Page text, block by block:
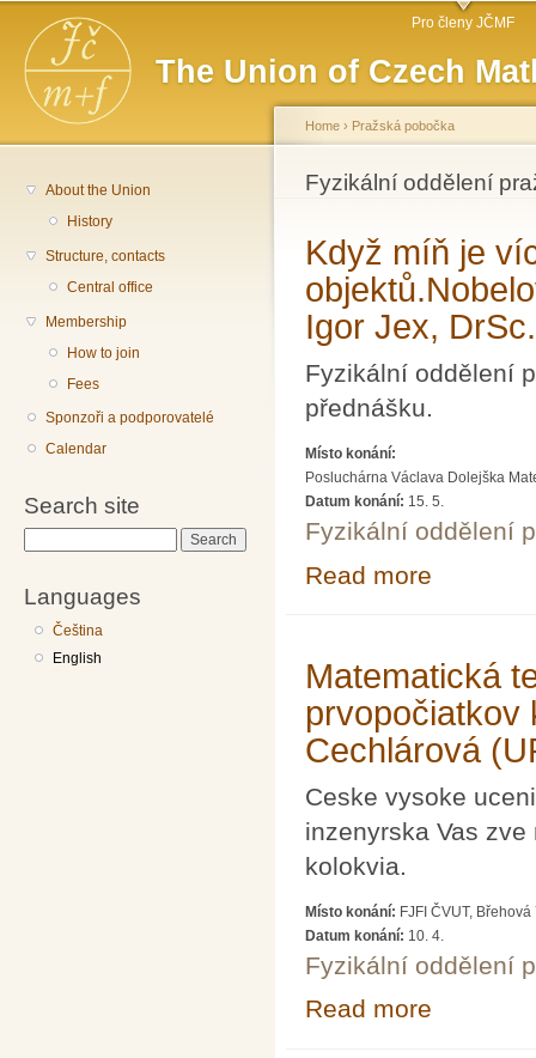
The Union of Czech
Main menu Pro členy JČMF
About the Union
History
Structure, contacts
Central office
Membership
How to join
Fees
Sponzoři a podporovatelé
Calendar
Search site
Languages
Čeština
English
You are here
Home › Pražská pobočka
Fyzikální oddělení
Když míň je
Igor Jex,
Fyzikální oddělení
přednášku.
Místo konání:
Posluchárna Václava Dolejška
Datum konání: 15. 5.
Fyzikální oddělení
Read more
Matematická
prvopočiatkov
Cechlárová
Ceske vysoke
inzenyrska Vas
kolokvia.
Místo konání: FJFI ČVUT,
Datum konání: 10. 4.
Fyzikální oddělení
Read more